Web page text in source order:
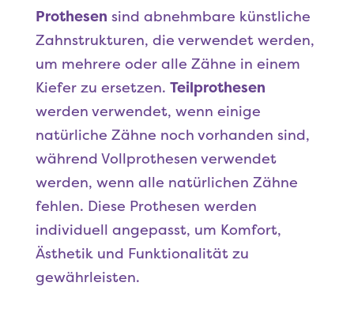
Prothesen sind abnehmbare künstliche
Zahnstrukturen, die verwendet werden,
um mehrere oder alle Zähne in einem
Kiefer zu ersetzen. Teilprothesen
werden verwendet, wenn einige
natürliche Zähne noch vorhanden sind,
während Vollprothesen verwendet
werden, wenn alle natürlichen Zähne
fehlen. Diese Prothesen werden
individuell angepasst, um Komfort,
Ästhetik und Funktionalität zu
gewährleisten.